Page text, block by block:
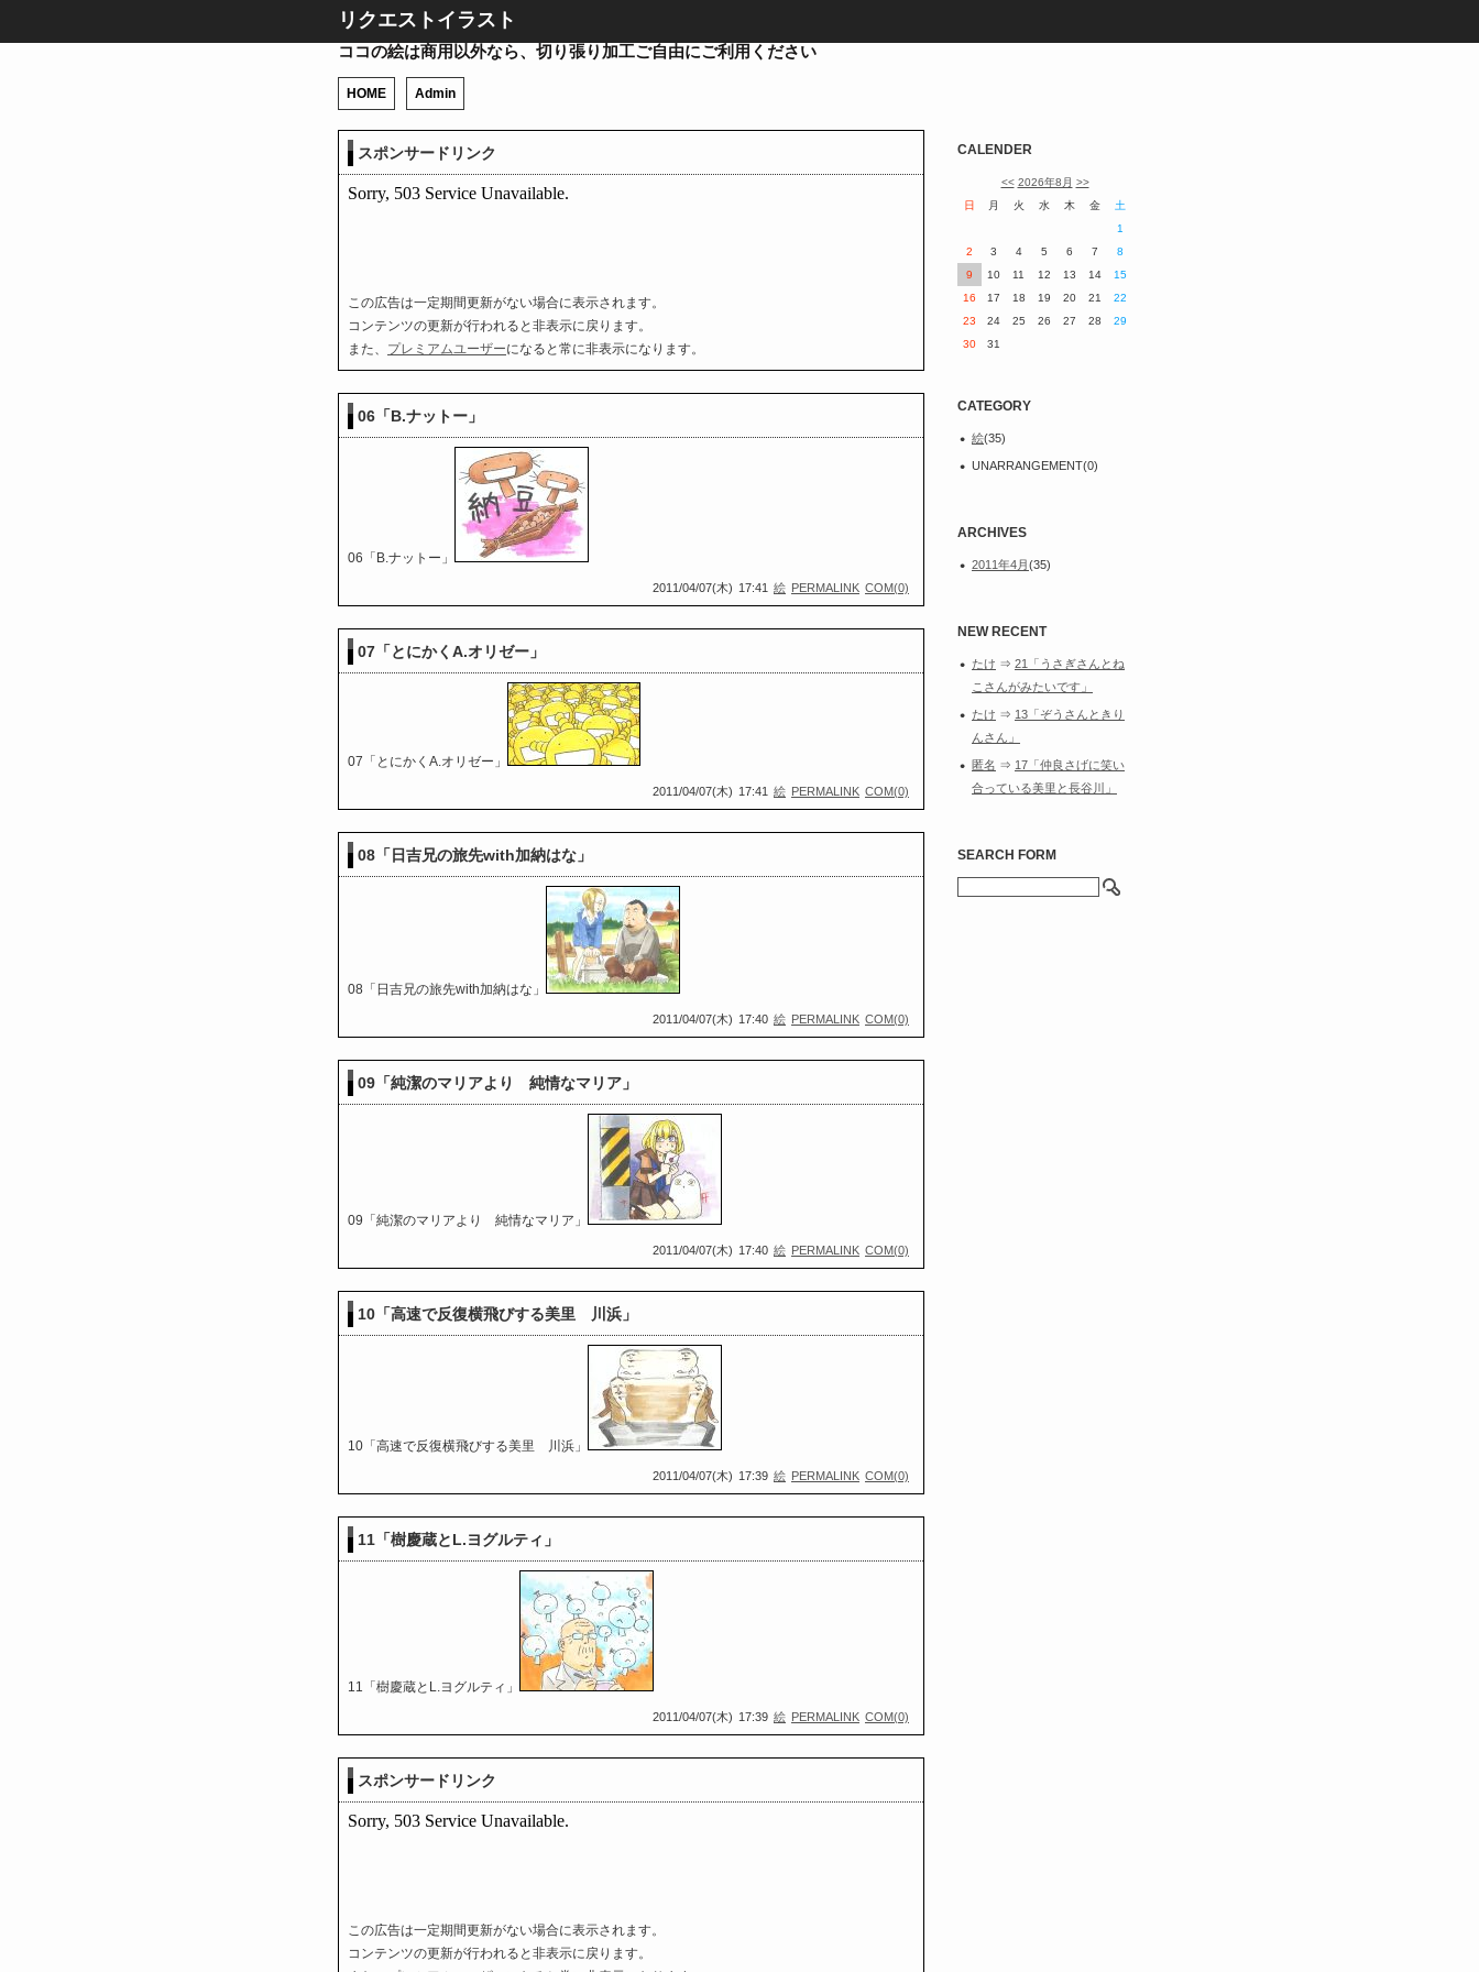
リクエストイラスト
ココの絵は商用以外なら、切り張り加工ご自由にご利用ください
HOME Admin
スポンサードリンク
この広告は一定期間更新がない場合に表示されます。
コンテンツの更新が行われると非表示に戻ります。
また、 プレミアムユーザーになると常に非表示になります。
06「B.ナットー」
06「B.ナットー」
2011/04/07(木) 17:41 絵 PERMALINK COM(0)
07「とにかくA.オリゼー」
07「とにかくA.オリゼー」
2011/04/07(木) 17:41 絵 PERMALINK COM(0)
08「日吉兄の旅先with加納はな」
08「日吉兄の旅先with加納はな」
2011/04/07(木) 17:40 絵 PERMALINK COM(0)
09「純潔のマリアより 純情なマリア」
09「純潔のマリアより 純情なマリア」
2011/04/07(木) 17:40 絵 PERMALINK COM(0)
10「高速で反復横飛びする美里 川浜」
10「高速で反復横飛びする美里 川浜」
2011/04/07(木) 17:39 絵 PERMALINK COM(0)
11「樹慶蔵とL.ヨグルティ」
11「樹慶蔵とL.ヨグルティ」
2011/04/07(木) 17:39 絵 PERMALINK COM(0)
スポンサードリンク
この広告は一定期間更新がない場合に表示されます。
コンテンツの更新が行われると非表示に戻ります。
CALENDER
<< 2026年8月 >>
日
月 火 水 木 金
土
1
2
3 4 5 6 7
8
9
10 11 12 13 14
15
16
17 18 19 20 21
22
23
24 25 26 27 28
29
30
31
CATEGORY
絵(35)
UNARRANGEMENT(0)
ARCHIVES
2011年4月(35)
NEW RECENT
たけ ⇒ 21「うさぎさんとね
こさんがみたいです」
たけ ⇒ 13「ぞうさんときり
んさん」
匿名 ⇒ 17「仲良さげに笑い
合っている美里と長谷川」
SEARCH FORM